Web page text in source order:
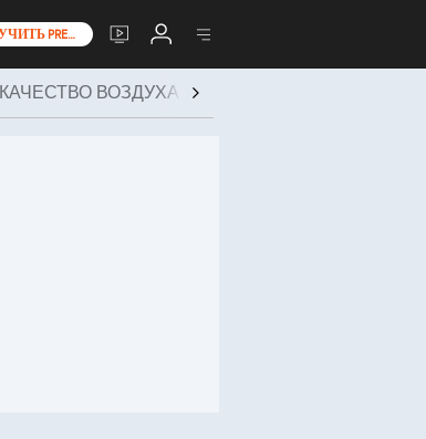
ПОЛУЧИТЬ PREMIUM+
КАЧЕСТВО ВОЗДУХА